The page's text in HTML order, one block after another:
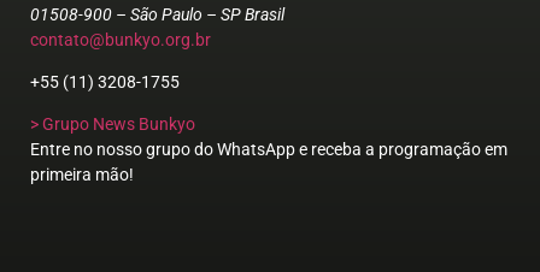
01508-900 – São Paulo – SP Brasil
contato@bunkyo.org.br
+55 (11) 3208-1755
> Grupo News Bunkyo
Entre no nosso grupo do WhatsApp e receba a programação em
primeira mão!